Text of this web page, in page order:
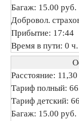
Багаж: 15.00 руб.
Добровол.
Прибытие: 17:44
Время в пути: 0
Расстояние:
Тариф полный:
Тариф детский:
Багаж: 15.00 руб.